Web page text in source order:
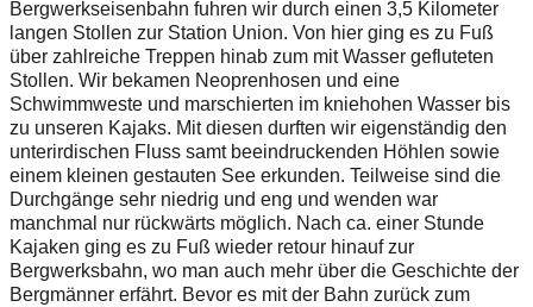
Bergwerkseisenbahn fuhren wir durch einen 3,5 Kilometer
langen Stollen zur Station Union. Von hier ging es zu Fuß
über zahlreiche Treppen hinab zum mit Wasser gefluteten
Stollen. Wir bekamen Neoprenhosen und eine
Schwimmweste und marschierten im kniehohen Wasser bis
zu unseren Kajaks. Mit diesen durften wir eigenständig den
unterirdischen Fluss samt beeindruckenden Höhlen sowie
einem kleinen gestauten See erkunden. Teilweise sind die
Durchgänge sehr niedrig und eng und wenden war
manchmal nur rückwärts möglich. Nach ca. einer Stunde
Kajaken ging es zu Fuß wieder retour hinauf zur
Bergwerksbahn, wo man auch mehr über die Geschichte der
Bergmänner erfährt. Bevor es mit der Bahn zurück zum